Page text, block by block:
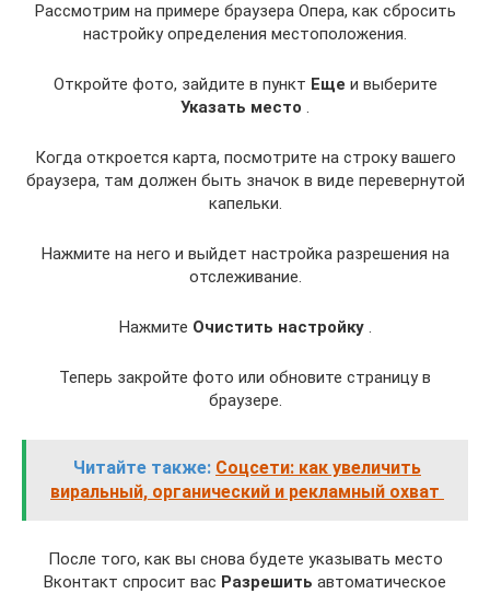
Рассмотрим на примере браузера Опера, как сбросить
настройку определения местоположения.
Откройте фото, зайдите в пункт Еще и выберите
Указать место .
Когда откроется карта, посмотрите на строку вашего
браузера, там должен быть значок в виде перевернутой
капельки.
Нажмите на него и выйдет настройка разрешения на
отслеживание.
Нажмите Очистить настройку.
Теперь закройте фото или обновите страницу в
браузере.
Читайте также: Соцсети: как увеличить
виральный, органический и рекламный охват
После того, как вы снова будете указывать место
Вконтакт спросит вас Разрешить автоматическое